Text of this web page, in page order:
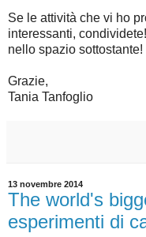
Se le attività che vi ho
interessanti,
nello spazio sottostante!
Grazie,
Tania Tanfoglio
13 novembre 2014
The world's
esperimenti di